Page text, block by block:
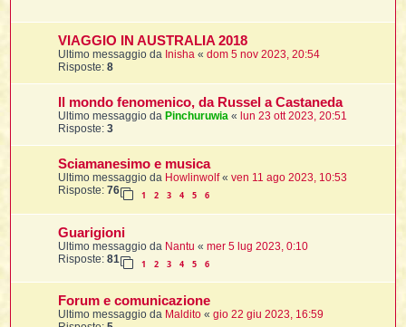
VIAGGIO IN AUSTRALIA 2018
Ultimo messaggio da Inisha «dom 5 nov 2023, 20:54
Risposte:8
Il mondo fenomenico, da Russel a Castaneda
Ultimo messaggio daPinchuruwia «lun 23 ott 2023, 20:51
Risposte:3
Sciamanesimo e musica
Ultimo messaggio da Howlinwolf«ven 11 ago 2023, 10:53
Risposte:76 1 2 3 4 5 6
Guarigioni
Ultimo messaggio da Nantu «mer 5 lug 2023, 0:10
Risposte:81 1 2 3 4 5 6
Forum e comunicazione
Ultimo messaggio da Maldito «gio 22 giu 2023, 16:59